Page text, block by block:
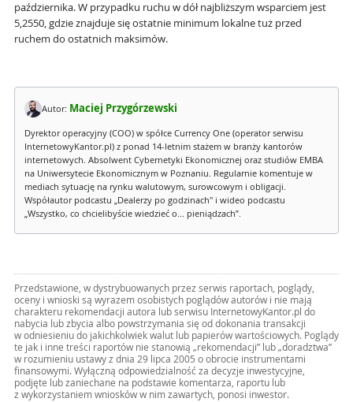
października. W przypadku ruchu w dół najbliższym wsparciem jest
5,2550, gdzie znajduje się ostatnie minimum lokalne tuż przed
ruchem do ostatnich maksimów.
Autor: Maciej Przygórzewski
Dyrektor operacyjny (COO) w spółce Currency One (operator serwisu
InternetowyKantor.pl) z ponad 14-letnim stażem w branży kantorów
internetowych. Absolwent Cybernetyki Ekonomicznej oraz studiów EMBA
na Uniwersytecie Ekonomicznym w Poznaniu. Regularnie komentuje w
mediach sytuację na rynku walutowym, surowcowym i obligacji.
Współautor podcastu „Dealerzy po godzinach" i wideo podcastu
„Wszystko, co chcielibyście wiedzieć o... pieniądzach”.
Przedstawione, w dystrybuowanych przez serwis raportach, poglądy,
oceny i wnioski są wyrazem osobistych poglądów autorów i nie mają
charakteru rekomendacji autora lub serwisu InternetowyKantor.pl do
nabycia lub zbycia albo powstrzymania się od dokonania transakcji
w odniesieniu do jakichkolwiek walut lub papierów wartościowych. Poglądy
te jak i inne treści raportów nie stanowią „rekomendacji” lub „doradztwa”
w rozumieniu ustawy z dnia 29 lipca 2005 o obrocie instrumentami
finansowymi. Wyłączną odpowiedzialność za decyzje inwestycyjne,
podjęte lub zaniechane na podstawie komentarza, raportu lub
z wykorzystaniem wniosków w nim zawartych, ponosi inwestor.